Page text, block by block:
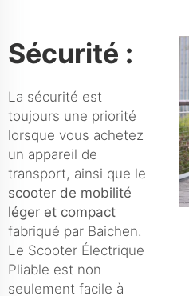
Sécurité :
La sécurité est
toujours une priorité
lorsque vous achetez
un appareil de
transport, ainsi que le
scooter de mobilité
léger et compact
fabriqué par Baichen.
Le Scooter Électrique
Pliable est non
seulement facile à